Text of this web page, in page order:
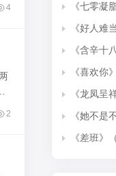
4
2
《七零凝脂
《好人难当，
《含辛十八载，
《喜欢你
《龙凤呈祥
《她不是不
《差班》